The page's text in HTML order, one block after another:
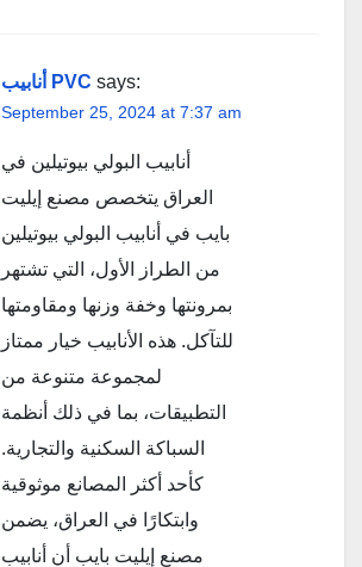
أنابيب PVC says:
September 25, 2024 at 7:37 am
أنابيب البولي بيوتيلين في
العراق يتخصص مصنع إيليت
بايب في أنابيب البولي بيوتيلين
من الطراز الأول، التي تشتهر
بمرونتها وخفة وزنها ومقاومتها
للتآكل. هذه الأنابيب خيار ممتاز
لمجموعة متنوعة من
التطبيقات، بما في ذلك أنظمة
السباكة السكنية والتجارية.
كأحد أكثر المصانع موثوقية
وابتكارًا في العراق، يضمن
مصنع إيليت بايب أن أنابيب